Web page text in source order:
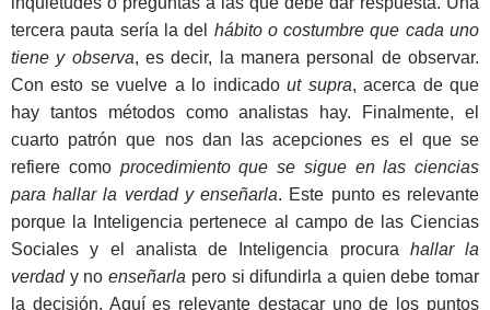
tercera pauta sería la del hábito o costumbre que cada uno
tiene y observa, es decir, la manera personal de observar.
Con esto se vuelve a lo indicadout supra, acerca de que
hay tantos métodos como analistas hay. Finalmente, el
cuarto patrón que nos dan las acepciones es el que se
refiere como procedimiento que se sigue en las ciencias
para hallar la verdad y enseñarla. Este punto es relevante
porque la Inteligencia pertenece al campo de las Ciencias
Sociales y el analista de Inteligencia procura hallar la
verdady noenseñarla pero si difundirla a quien debe tomar
la decisión. Aquí es relevante destacar uno de los puntos